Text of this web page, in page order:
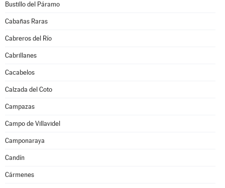
Bustillo del Páramo
Cabañas Raras
Cabreros del Río
Cabrillanes
Cacabelos
Calzada del Coto
Campazas
Campo de Villavidel
Camponaraya
Candín
Cármenes